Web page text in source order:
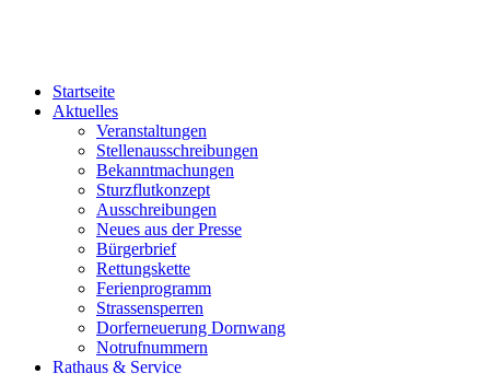
Startseite
Aktuelles
Veranstaltungen
Stellenausschreibungen
Bekanntmachungen
Sturzflutkonzept
Ausschreibungen
Neues aus der Presse
Bürgerbrief
Rettungskette
Ferienprogramm
Strassensperren
Dorferneuerung Dornwang
Notrufnummern
Rathaus & Service